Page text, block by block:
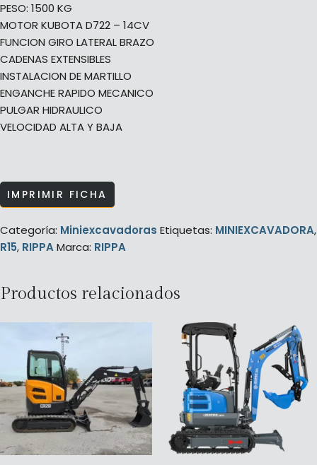
PESO: 1500 KG
MOTOR KUBOTA D722 – 14CV
FUNCION GIRO LATERAL BRAZO
CADENAS EXTENSIBLES
INSTALACION DE MARTILLO
ENGANCHE RAPIDO MECANICO
PULGAR HIDRAULICO
VELOCIDAD ALTA Y BAJA
IMPRIMIR FICHA
Categoría: Miniexcavadoras Etiquetas: MINIEXCAVADORA,
R15, RIPPAMarca: RIPPA
Productos relacionados